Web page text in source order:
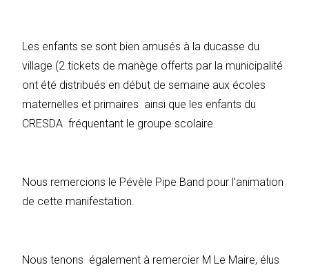
Les enfants se sont bien amusés à la ducasse du
village (2 tickets de manège offerts par la municipalité
ont été distribués en début de semaine aux écoles
maternelles et primaires ainsi que les enfants du
CRESDA fréquentant le groupe scolaire.
Nous remercions le Pévèle Pipe Band pour l’animation
de cette manifestation.
Nous tenons également à remercier M Le Maire, élus